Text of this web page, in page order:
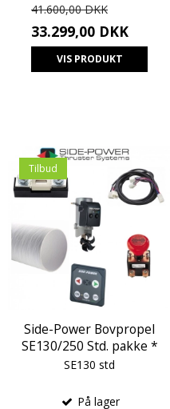
41.600,00 DKK
33.299,00 DKK
VIS PRODUKT
Tilbud
Side-Power Bovpropel
SE130/250 Std. pakke *
SE130 std
På lager